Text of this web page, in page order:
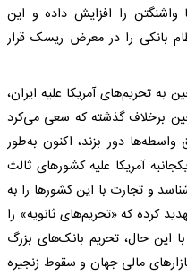
را افزایش داده و این
بانکی را در معرض ریسک قرار
تحریم‌های آمریکا علیه ایران،
برخلاف گذشته که سعی می‌کرد
دور بزند، اکنون به‌طور
آمریکا علیه کشورهای ثالث
و تجارت با این کشورها را به
کرده که «تحریم‌های ثانویه» را
این حال، تحریم بانک‌های بزرگ
مالی جهان و سقوط زنجیره